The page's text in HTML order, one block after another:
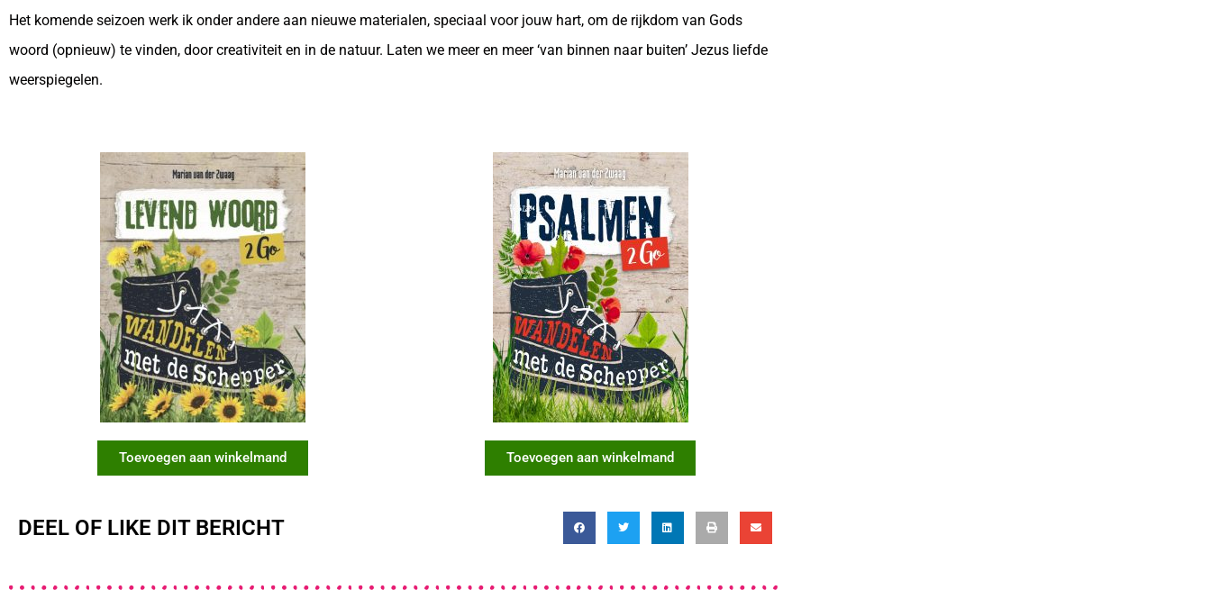
Het komende seizoen werk ik onder andere aan nieuwe materialen, speciaal voor jouw hart, om de rijkdom van Gods
woord (opnieuw) te vinden, door creativiteit en in de natuur. Laten we meer en meer ‘van binnen naar buiten’ Jezus liefde
weerspiegelen.
Toevoegen aan winkelmand Toevoegen aan winkelmand
DEEL OF LIKE DIT BERICHT